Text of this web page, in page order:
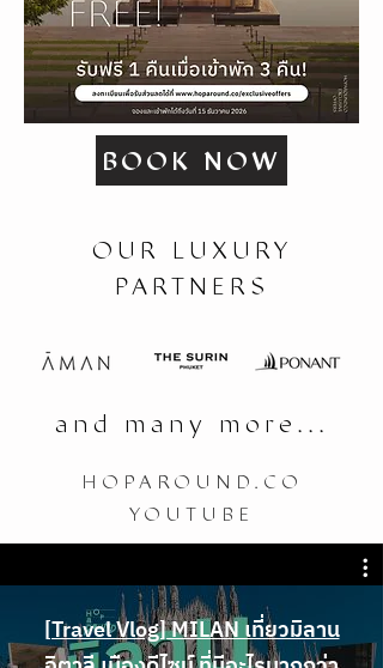
BOOK NOW
OUR LUXURY
PARTNERS
and many more...
HOPAROUND.CO
YOUTUBE
[Travel Vlog] MILAN เที่ยวมิลาน